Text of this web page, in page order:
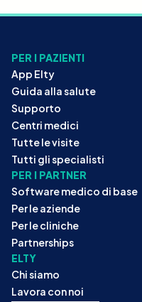
PER I PAZIENTI
App Elty
Guida alla salute
Supporto
Centri medici
Tutte le visite
Tutti gli specialisti
PER I PARTNER
Software medico di base
Per le aziende
Per le cliniche
Partnerships
ELTY
Chi siamo
Lavora con noi